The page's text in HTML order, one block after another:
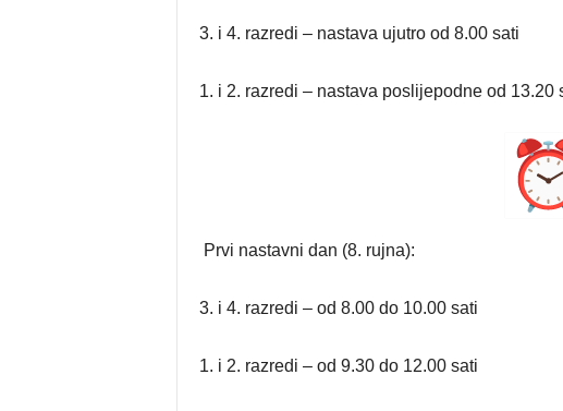
3. i 4. razredi – nastava ujutro od 8.00 sati
1. i 2. razredi – nastava poslijepodne od 13.20
Prvi nastavni dan (8. rujna):
3. i 4. razredi – od 8.00 do 10.00 sati
1. i 2. razredi – od 9.30 do 12.00 sati